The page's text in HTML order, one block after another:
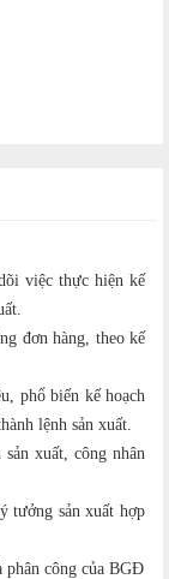
việc thực hiện kế
đơn hàng, theo kế
phổ biến kế hoạch
lệnh sản xuất.
xuất, công nhân
tưởng sản xuất hợp
phân công của BGĐ